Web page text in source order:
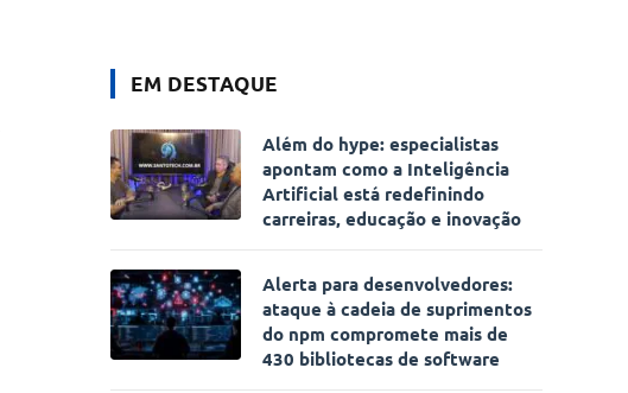
EM DESTAQUE
Além do hype: especialistas
apontam como a Inteligência
Artificial está redefinindo
carreiras, educação e inovação
Alerta para desenvolvedores:
ataque à cadeia de suprimentos
do npm compromete mais de
430 bibliotecas de software